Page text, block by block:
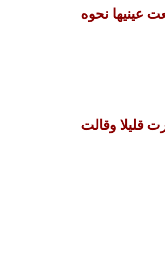
عينيها نحوه
قليلا وقالت